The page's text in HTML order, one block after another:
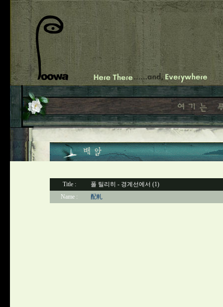
Title :
폴 틸리히 - 경계선에서 (1)
Name :
配軋